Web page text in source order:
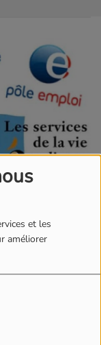
et les
améliorer
financières
ou en
de
ne sont pas
vous